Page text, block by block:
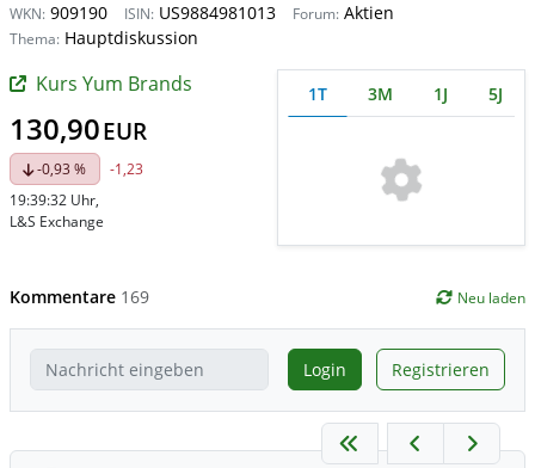
WKN: 909190 ISIN: US9884981013 Forum: Aktien
Thema: Hauptdiskussion
Kurs Yum Brands
130,90EUR
-0,93 %
-1,23
19:39:32 Uhr,
L&S Exchange
1T 3M 1J 5J
Kommentare 169 Neu laden
Login Registrieren